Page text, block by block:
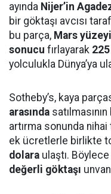
ayında Nijer’in
bir göktaşı avcısı
bu parça, Mars
sonucu fırlayarak
yolculukla Dünya’ya
Sotheby’s, kaya
arasında
artırma sonunda
ek ücretlerle birlikte
dolara ulaştı. Böylece
değerli göktaşı